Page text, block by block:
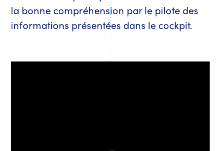
la bonne compréhension par le pilote des
informations présentées dans le cockpit.